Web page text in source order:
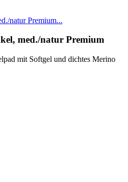
natur Premium...
med./natur Premium
mit Softgel und dichtes Merino